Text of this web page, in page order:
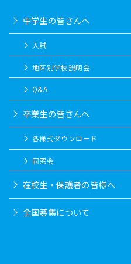
中学生の皆さんへ
入試
地区別学校説明会
Q&A
卒業生の皆さんへ
各様式ダウンロード
同窓会
在校生・保護者の皆様へ
全国募集について